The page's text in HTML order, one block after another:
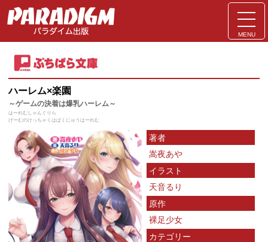
MENU
ハーレム×楽園
～ゲームの決着は爆乳ハーレム～
はーれむしゃんぐりら
げーむのけっちゃくはばくにゅうはーれむ
著者
嵩夜あや
イラスト
天音るり
原作
裸足少女
カテゴリー